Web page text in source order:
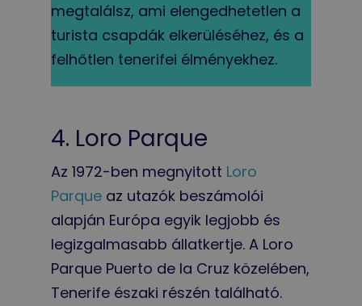
megtalálsz, ami elengedhetetlen a
turista csapdák elkerüléséhez, és a
felhőtlen tenerifei élményekhez.
4. Loro Parque
Az 1972-ben megnyitott Loro
Parqueaz utazók beszámolói
alapján Európa egyik legjobb és
legizgalmasabb állatkertje. A Loro
Parque Puerto de la Cruz közelében,
Tenerife északi részén található.